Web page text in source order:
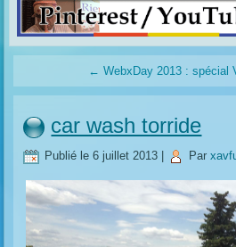
← WebxDay 2013 : spécial
car wash torride
Publié le 6 juillet 2013 Par